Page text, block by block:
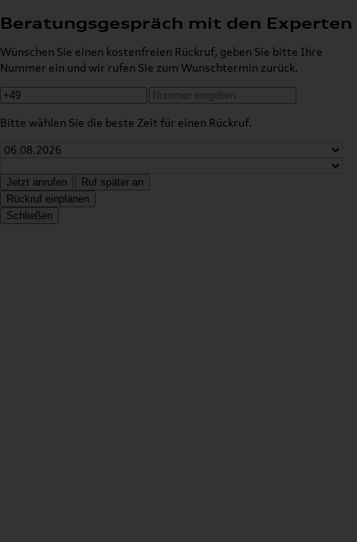
Beratungsgespräch mit den Experten
Wünschen Sie einen kostenfreien Rückruf, geben Sie bitte Ihre
Nummer ein und wir rufen Sie zum Wunschtermin zurück.
Bitte wählen Sie die beste Zeit für einen Rückruf.
Jetzt anrufen
Ruf später an
Rückruf einplanen
Schließen